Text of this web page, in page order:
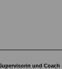
und Coach